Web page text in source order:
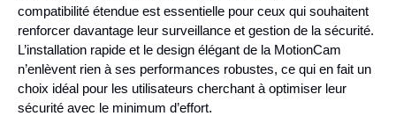
compatibilité étendue est essentielle pour ceux qui souhaitent
renforcer davantage leur surveillance et gestion de la sécurité.
L’installation rapide et le design élégant de la MotionCam
n’enlèvent rien à ses performances robustes, ce qui en fait un
choix idéal pour les utilisateurs cherchant à optimiser leur
sécurité avec le minimum d’effort.